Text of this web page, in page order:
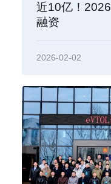
近10亿！
融资
2026-02-02